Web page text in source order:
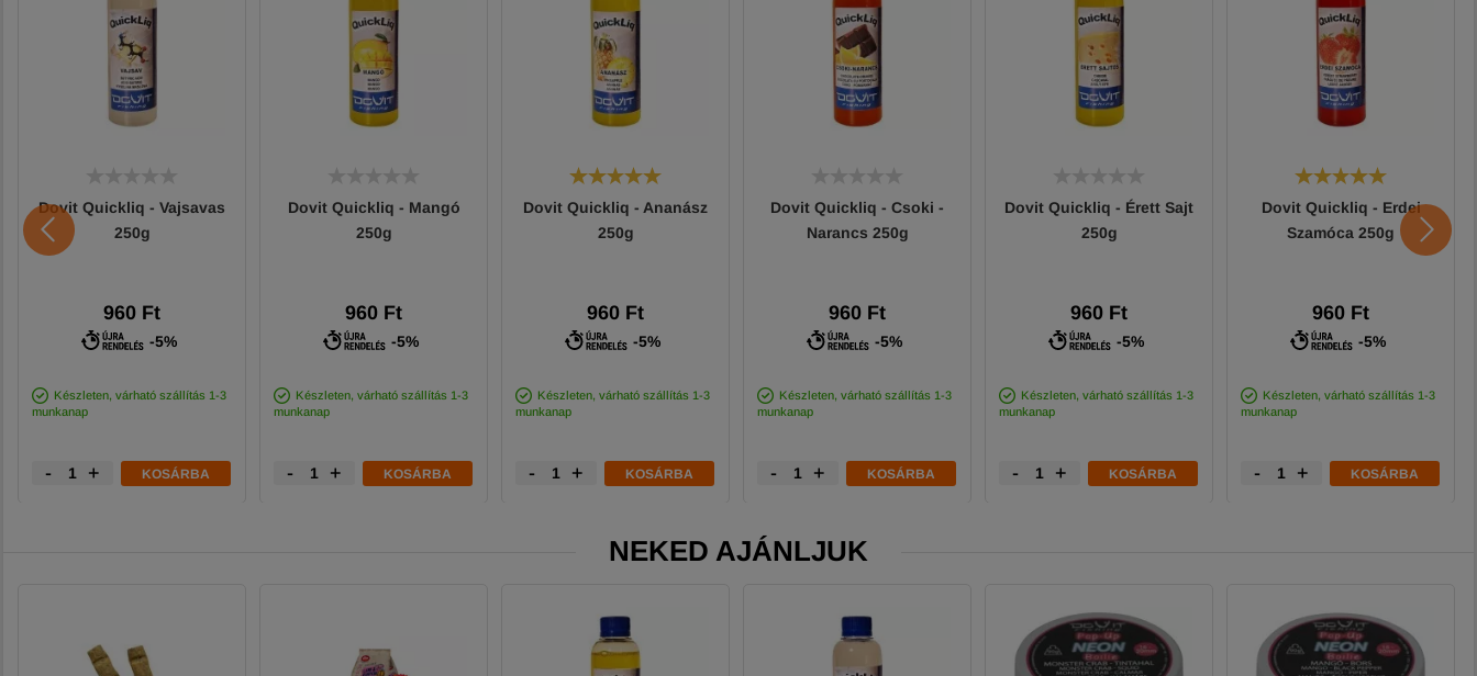
Dovit Quickliq - Vajsavas
250g
960 Ft
-5%
Készleten, várható szállítás 1-3
munkanap
- + KOSÁRBA
Dovit Quickliq - Mangó
250g
960 Ft
-5%
Készleten, várható szállítás 1-3
munkanap
- + KOSÁRBA
Dovit Quickliq - Ananász
250g
960 Ft
-5%
Készleten, várható szállítás 1-3
munkanap
- + KOSÁRBA
Dovit Quickliq - Csoki -
Narancs 250g
960 Ft
-5%
Készleten, várható szállítás 1-3
munkanap
- + KOSÁRBA
Dovit Quickliq - Érett Sajt
250g
960 Ft
-5%
Készleten, várható szállítás 1-3
munkanap
- + KOSÁRBA
Dovit Quickliq - Erdei
Szamóca 250g
960 Ft
-5%
Készleten, várható szállítás 1-3
munkanap
- + KOSÁRBA
NEKED AJÁNLJUK